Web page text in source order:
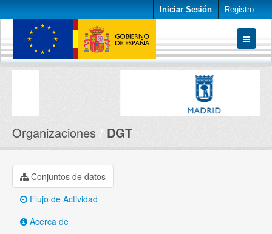
Iniciar Sesión Registro
Conjuntos de datos
Organizaciones DGT
Conjuntos de datos
Flujo de Actividad
Acerca de